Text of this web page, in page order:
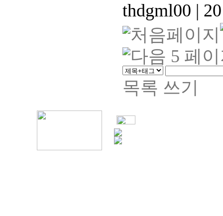
thdgml00 |
목록 쓰기